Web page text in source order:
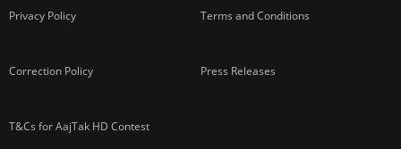
Privacy Policy Terms and Conditions
Correction Policy Press Releases
T&Cs for AajTak HD Contest